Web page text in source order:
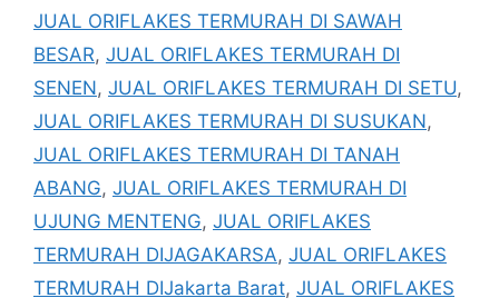
JUAL ORIFLAKES TERMURAH DI SAWAH
BESAR, JUAL ORIFLAKES TERMURAH DI
SENEN, JUAL ORIFLAKES TERMURAH DI SETU,
JUAL ORIFLAKES TERMURAH DI SUSUKAN,
JUAL ORIFLAKES TERMURAH DI TANAH
ABANG, JUAL ORIFLAKES TERMURAH DI
UJUNG MENTENG, JUAL ORIFLAKES
TERMURAH DIJAGAKARSA, JUAL ORIFLAKES
TERMURAH DIJakarta Barat, JUAL ORIFLAKES